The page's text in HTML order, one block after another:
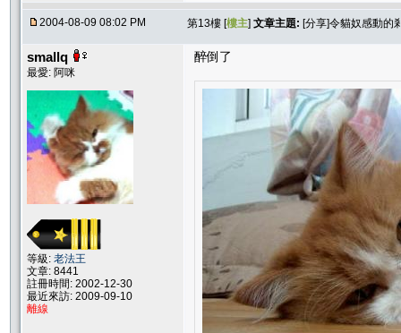
2004-08-09 08:02 PM 第13樓 [樓主] 文章主題: [分享]令貓奴感動的
smallq
最愛: 阿咪
等級: 老法王
文章: 8441
註冊時間: 2002-12-30
最近來訪: 2009-09-10
離線
醉倒了